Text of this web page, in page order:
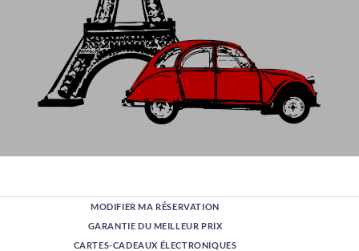
Depuis cette adresse emblématique, située entre la place
Vendôme et le quartier de l'Opéra, une journée parfaite s'offre à
vous, alliant charme d'antan, vues imprenables et expériences
MODIFIER MA RÉSERVATION
GARANTIE DU MEILLEUR PRIX
CARTES-CADEAUX ÉLECTRONIQUES